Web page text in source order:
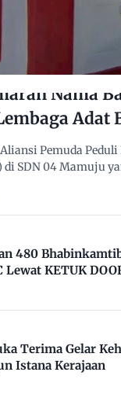
Nama
Adat
Pemuda
di SDN 04 Mamuju
480
KETUK
Terima Gelar
Istana Kerajaan